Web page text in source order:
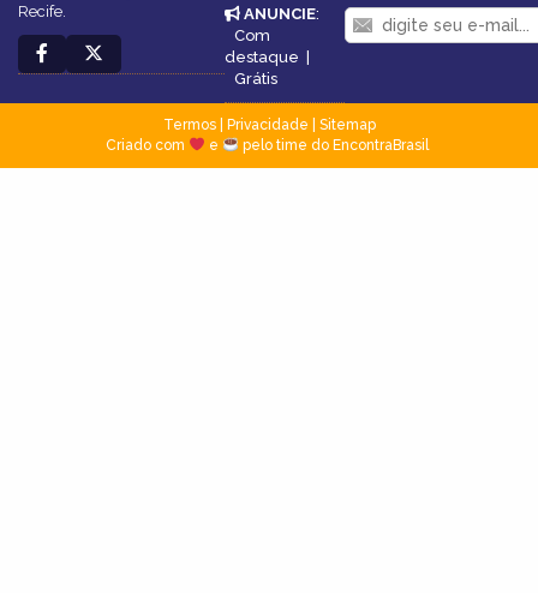
Recife.
ANUNCIE:
Com
destaque |
Grátis
Termos| Privacidade
Sitemap
Criado com
e pelo time do EncontraBrasil